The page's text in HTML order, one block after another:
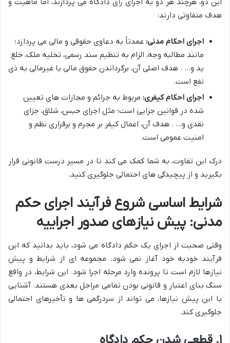
هدف متفاوتی دارند:
اجرای احکام مدنی: عمدتاً به دعاوی حقوقی و مالی می پردازد؛
مانند مطالبه وجه، الزام به تنظیم سند رسمی، تخلیه ملک، خلع
ید و… . هدف اصلی آن، برگرداندن حقوق مالی یا غیرمالی به ذی
نفع است.
اجرای احکام کیفری: مربوط به جرائم و مجازات های تعیین
شده در قوانین جزایی است؛ مثل اجرای حبس، شلاق، جزای
نقدی و… . هدف آن، اعمال کیفر بر مجرم و برقراری نظم و
امنیت عمومی است.
درک این تفاوت، به شما کمک می کند تا در مسیر درست قانونی قرار
بگیرید و از پیچیدگی های احتمالی جلوگیری کنید.
شرایط اساسی شروع فرآیند اجرای حکم
مدنی: پیش نیازهای صدور اجراییه
وقتی صحبت از اجرای یک حکم دادگاه می شود، باید بدانید که این
فرآیند خودبه خود آغاز نمی شود. مجموعه ای از شرایط و پیش
نیازها لازم است تا پرونده وارد مرحله اجرا شود. این شرایط، در واقع
سنگ بنای اعتبار و قانونی بودن تمامی مراحل بعدی هستند. آشنایی
با این پیش نیازها، می تواند از سردرگمی ها و تأخیرهای احتمالی
جلوگیری کند.
۱. قطعی شدن حکم دادگاه